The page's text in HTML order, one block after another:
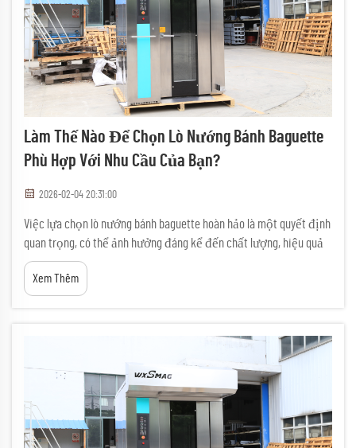
Làm Thế Nào Để Chọn Lò Nướng Bánh Baguette
Phù Hợp Với Nhu Cầu Của Bạn?
2026-02-04 20:31:00
Việc lựa chọn lò nướng bánh baguette hoàn hảo là một quyết định
quan trọng, có thể ảnh hưởng đáng kể đến chất lượng, hiệu quả
và lợi nhuận trong hoạt động sản xuất bánh của bạn. Dù bạn là thợ
làm bánh chuyên nghiệp, chủ nhà hàng hay nhà cung cấp dịch vụ
thực phẩm thương mại,...
Xem Thêm